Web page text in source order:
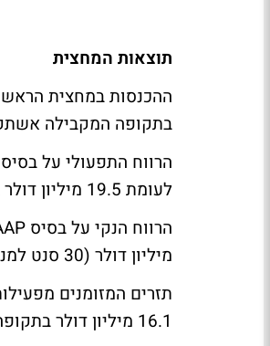
תוצאות המחצית
בתקופה המקבילה
לעומת 19.5 מיליון דולר בתקופה המקבילה אשתקד.
מיליון דולר (30 סנט למניה) בתקופה המקבילה אשתקד.
16.1 מיליון דולר בתקופה המקבילה אשתקד.